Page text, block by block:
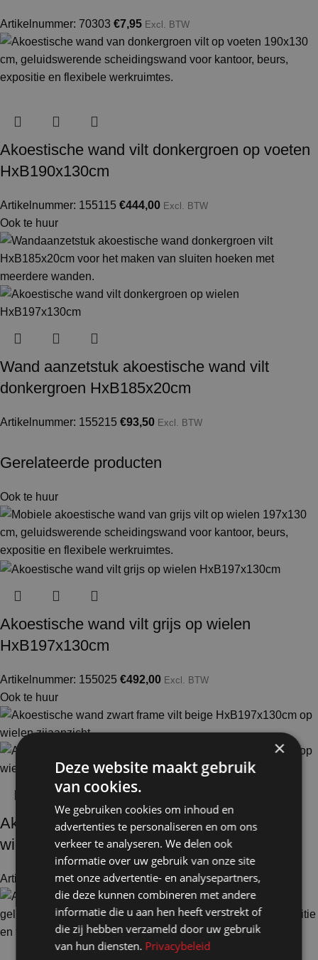
Artikelnummer: 70303 €7,95 Excl. BTW
Akoestische wand vilt donkergroen op voeten
HxB190x130cm
Artikelnummer: 155115 €444,00 Excl. BTW
Ook te huur
Wand aanzetstuk akoestische wand vilt
donkergroen HxB185x20cm
Artikelnummer: 155215 €93,50 Excl. BTW
Gerelateerde producten
Ook te huur
Akoestische wand vilt grijs op wielen
HxB197x130cm
Artikelnummer: 155025 €492,00 Excl. BTW
Ook te huur
Akoestische wand vilt beige zwart frame op
wielen HxB197x130cm
Artikelnummer: 156020€541,00 Excl. BTW
×
Deze website maakt gebruik
van cookies.
We gebruiken cookies om inhoud en
advertenties te personaliseren en om ons
verkeer te analyseren. We delen ook
informatie over uw gebruik van onze site
met onze advertentie- en analysepartners,
die deze kunnen combineren met andere
informatie die u aan hen heeft verstrekt of
die zij hebben verzameld door uw gebruik
van hun diensten. Privacybeleid